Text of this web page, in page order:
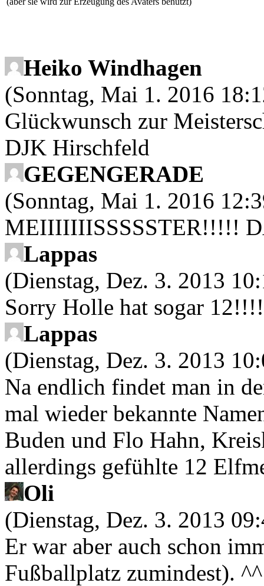
Heiko Windhagen
(Sonntag, Mai 1. 2016
Glückwunsch zur
DJK Hirschfeld
GEGENGERADE
(Sonntag, Mai 1. 2016
MEIIIIIIISSSSSTER!!!!!
Lappas
(Dienstag, Dez. 3. 2013
Sorry Holle hat sogar
Lappas
(Dienstag, Dez. 3. 2013
Na endlich findet man in
mal wieder bekannte
Buden und Flo Hahn,
allerdings gefühlte 12
Oli
(Dienstag, Dez. 3. 2013
Er war aber auch schon
Fußballplatz zumindest). ^^